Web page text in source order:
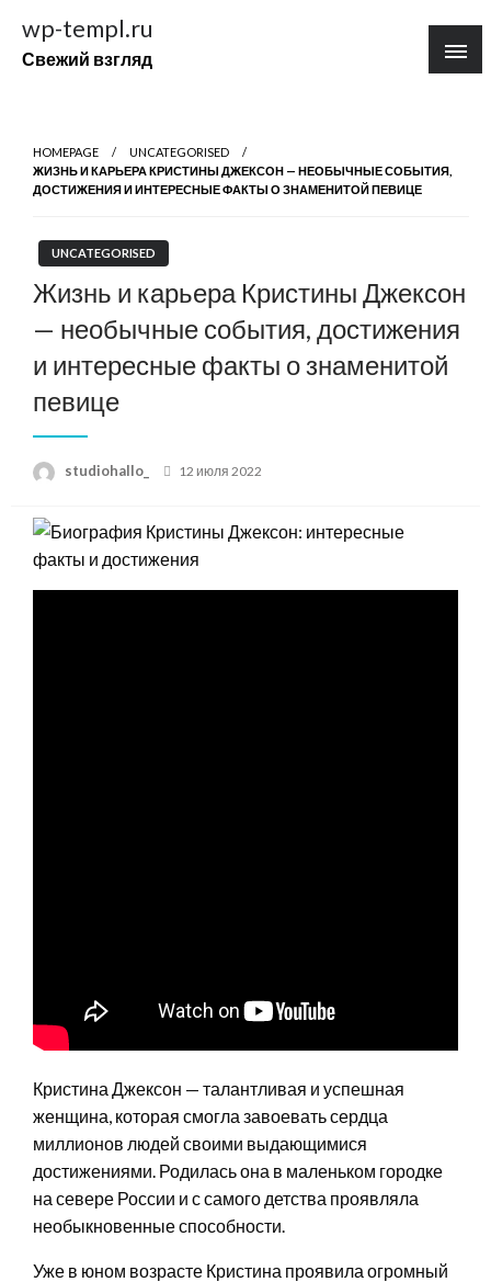
содержимому
wp-templ.ru
Свежий взгляд
HOMEPAGE
UNCATEGORISED
ЖИЗНЬ И КАРЬЕРА КРИСТИНЫ ДЖЕКСОН — НЕОБЫЧНЫЕ СОБЫТИЯ,
ДОСТИЖЕНИЯ И ИНТЕРЕСНЫЕ ФАКТЫ О ЗНАМЕНИТОЙ ПЕВИЦЕ
UNCATEGORISED
Жизнь и карьера Кристины Джексон
— необычные события, достижения
и интересные факты о знаменитой
певице
studiohallo_
Posted
12 июля 2022
Кристина Джексон — талантливая и успешная
женщина, которая смогла завоевать сердца
миллионов людей своими выдающимися
достижениями. Родилась она в маленьком городке
на севере России и с самого детства проявляла
необыкновенные способности.
Уже в юном возрасте Кристина проявила огромный